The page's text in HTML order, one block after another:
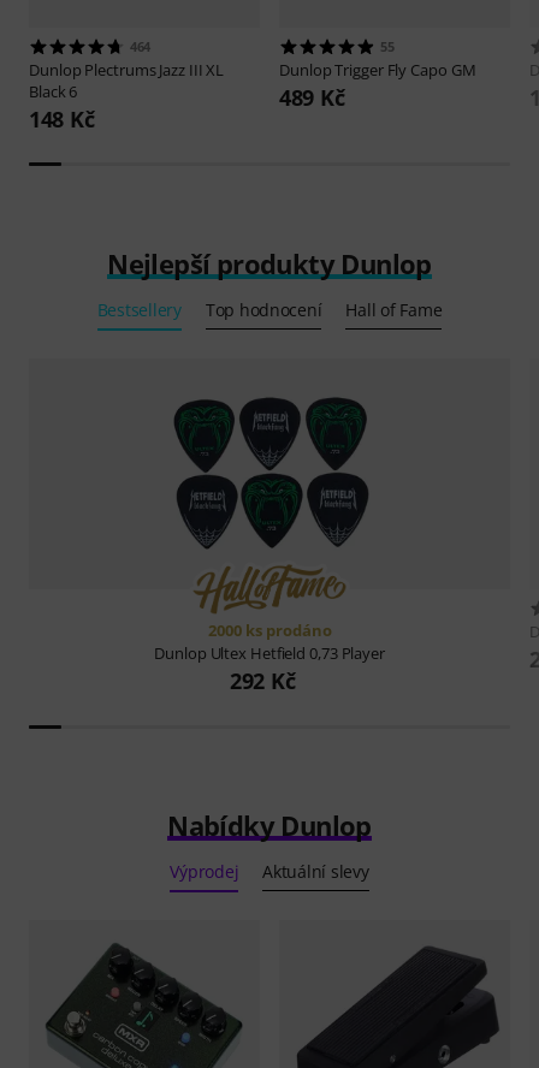
464
Dunlop Plectrums Jazz III XL
Black 6
148 Kč
55
DunlopTrigger Fly Capo GM
489 Kč
Nejlepší produkty Dunlop
Bestsellery Top hodnocení Hall of Fame
2000 ks prodáno
Dunlop Ultex Hetfield 0,73 Player
292 Kč
Nabídky Dunlop
Výprodej Aktuální slevy